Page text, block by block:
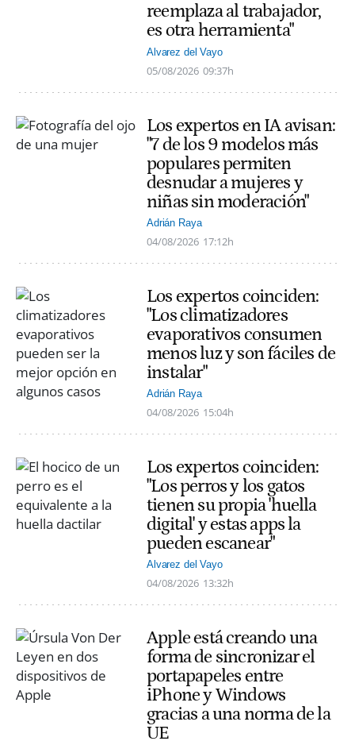
reemplaza al trabajador,
es otra herramienta"
Alvarez del Vayo
05/08/2026 09:37h
Los expertos en IA avisan:
"7 de los 9 modelos más
populares permiten
desnudar a mujeres y
niñas sin moderación"
Adrián Raya
04/08/2026 17:12h
Los expertos coinciden:
"Los climatizadores
evaporativos consumen
menos luz y son fáciles de
instalar"
Adrián Raya
04/08/2026 15:04h
Los expertos coinciden:
"Los perros y los gatos
tienen su propia 'huella
digital' y estas apps la
pueden escanear"
Alvarez del Vayo
04/08/2026 13:32h
Apple está creando una
forma de sincronizar el
portapapeles entre
iPhone y Windows
gracias a una norma de la
UE